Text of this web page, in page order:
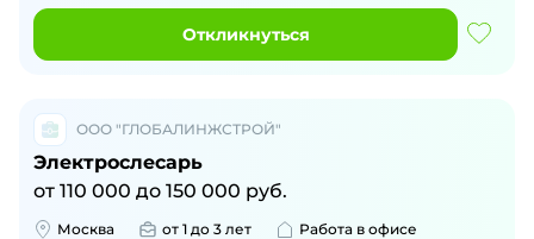
Откликнуться
ООО "ГЛОБАЛИНЖСТРОЙ"
Электрослесарь
от 110 000 до 150 000 руб.
Москва от 1 до 3 лет
Работа в офисе